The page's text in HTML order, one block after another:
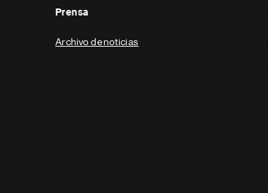
Prensa
Archivo de noticias